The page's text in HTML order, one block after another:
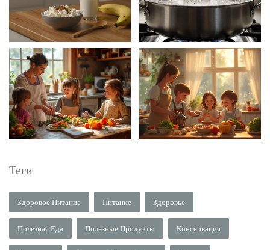
Теги
Здоровое Питание Питание Здоровье
Полезная Еда Полезные Продукты Консервация